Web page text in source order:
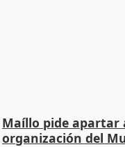
Maíllo pide apartar
organización del